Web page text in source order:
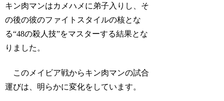
キン肉マンはカメハメに弟子入りし、そ
の後の彼のファイトスタイルの核とな
る“48の殺人技”をマスターする結果とな
りました。
このメイビア戦からキン肉マンの試合
運びは、明らかに変化をしています。